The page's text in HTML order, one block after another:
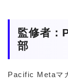
監修者：
部
Pacific Metaマ